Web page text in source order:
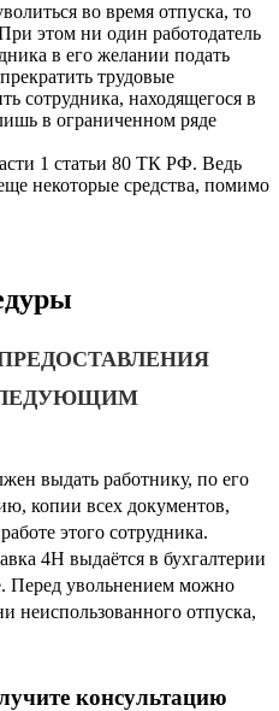
во время отпуска, то
этом ни один работодатель
в его желании подать
трудовые
сотрудника, находящегося в
в ограниченном ряде
1 статьи 80 ТК РФ. Ведь
некоторые средства, помимо
выдать работнику, по его
копии всех документов,
этого сотрудника.
4Н выдаётся в бухгалтерии
Перед увольнением можно
неиспользованного отпуска,
консультацию